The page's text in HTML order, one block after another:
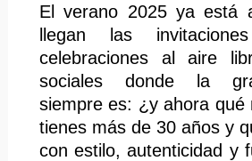
El verano 2025 ya está
llegan las
celebraciones al aire
sociales donde la
siempre es: ¿y ahora qué
tienes más de 30 años y
con estilo, autenticidad y